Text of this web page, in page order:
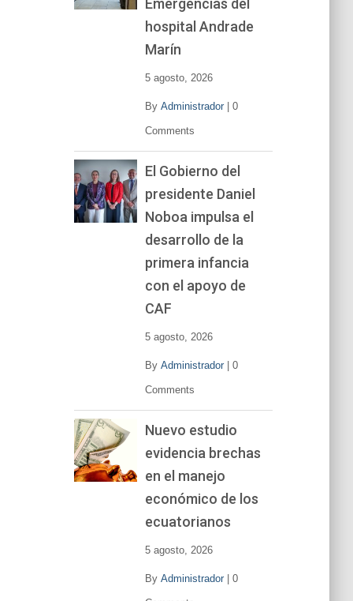
hospital Andrade
Marín
5 agosto, 2026
By Administrador| 0
Comments
El Gobierno del
presidente Daniel
Noboa impulsa el
desarrollo de la
primera infancia
con el apoyo de
CAF
5 agosto, 2026
By Administrador| 0
Comments
Nuevo estudio
evidencia brechas
en el manejo
económico de los
ecuatorianos
5 agosto, 2026
By Administrador| 0